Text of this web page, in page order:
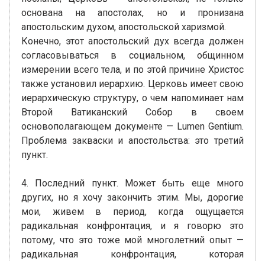
основана на апостолах, но и пронизана
апостольским духом, апостольской харизмой.
Конечно, этот апостольский дух всегда должен
согласовываться в социальном, общинном
измерении всего тела, и по этой причине Христос
также установил иерархию. Церковь имеет свою
иерархическую структуру, о чем напоминает нам
Второй Ватиканский Собор в своем
основополагающем документе — Lumen Gentium.
Проблема закваски и апостольства: это третий
пункт.
4. Последний пункт. Может быть еще много
других, но я хочу закончить этим. Мы, дорогие
мои, живем в период, когда ощущается
радикальная конфронтация, и я говорю это
потому, что это тоже мой многолетний опыт —
радикальная конфронтация, которая